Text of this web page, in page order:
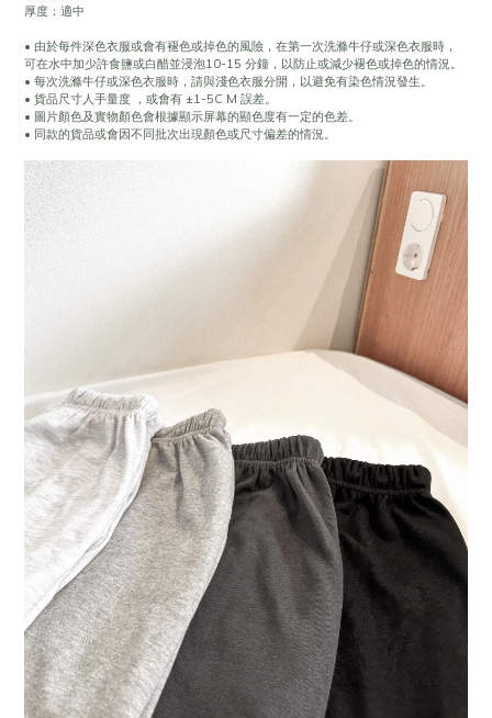
厚度：適中
• 由於每件深色衣服或會有褪色或掉色的風險，在第一次洗滌牛仔或深色衣服時，
可在水中加少許食鹽或白醋並浸泡10-15 分鐘，以防止或減少褪色或掉色的情況。
• 每次洗滌牛仔或深色衣服時，請與淺色衣服分開，以避免有染色情況發生。
• 貨品尺寸人手量度 ，或會有 ±1-5C M 誤差。
• 圖片顏色及實物顏色會根據顯示屏幕的顯色度有一定的色差。
• 同款的貨品或會因不同批次出現顏色或尺寸偏差的情況。